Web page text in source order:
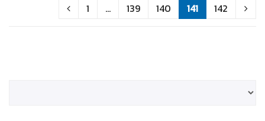
1 ... 139 140 141 142